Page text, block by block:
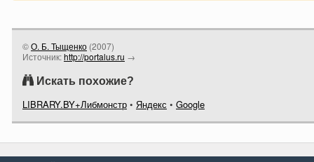
©О. Б. Тыщенко (2007)
Источник:http://portalus.ru →
Искать похожие?
LIBRARY.BY+Либмонстр • Яндекс • Google